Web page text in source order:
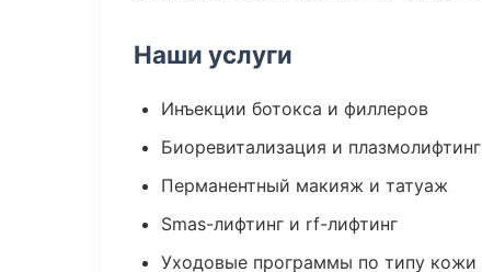
Наши услуги
Инъекции ботокса и филлеров
Биоревитализация и плазмолифтинг
Перманентный макияж и татуаж
Smas-лифтинг и rf-лифтинг
Уходовые программы по типу кожи